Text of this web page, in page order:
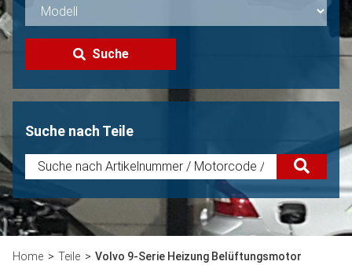
Suche
Suche nach Teile
Home Teile Volvo 9-Serie Heizung Belüftungsmotor